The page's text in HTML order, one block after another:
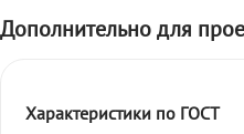
Дополнительно для
Характеристики по ГОСТ